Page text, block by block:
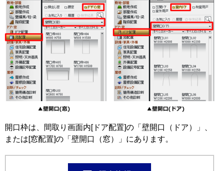
開口枠は、間取り画面内[ドア配置]の「壁開口（ドア）」、
または[窓配置]の「壁開口（窓）」にあります。